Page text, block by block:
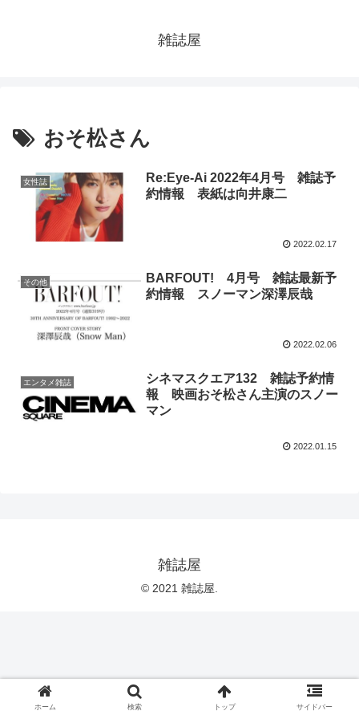
雑誌屋
おそ松さん
女性誌
Re:Eye-Ai 2022年4月号 雑誌予
約情報 表紙は向井康二
2022.02.17
その他
BARFOUT! 4月号 雑誌最新予
約情報 スノーマン深澤辰哉
2022.02.06
エンタメ雑誌
シネマスクエア132 雑誌予約情
報 映画おそ松さん主演のスノー
マン
2022.01.15
雑誌屋
© 2021 雑誌屋.
ホーム 検索 トップ サイドバー